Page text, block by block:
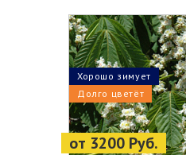
от 3200 Руб.
Долго цветёт
Хорошо зимует